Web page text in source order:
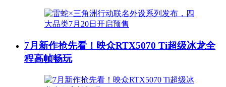
7月新作抢先看！映众RTX5070 Ti超级冰龙全
程高帧畅玩